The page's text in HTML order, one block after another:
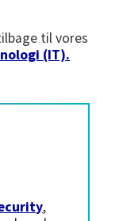
til vores
(IT).
,